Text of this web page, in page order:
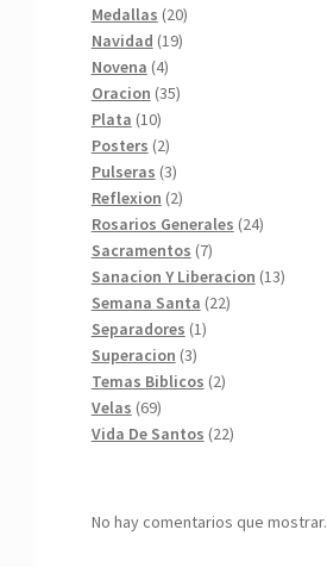
Medallas 2020
productos
Navidad 1919
Novena 44
productos
Oracion 3535
Plata 1010
productos
Posters 22
productos
Pulseras 33
productos
Reflexion 22
productos
Rosarios Generales 2424
Sacramentos 77
productos
Sanacion Y Liberacion 1313
Semana Santa 2222
Separadores 11
Superacion 33
productos
Temas Biblicos 22
Velas 6969
productos
Vida De Santos 2222
No hay comentarios que mostrar.